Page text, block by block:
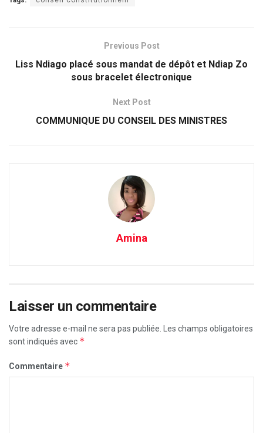
Previous Post
Liss Ndiago placé sous mandat de dépôt et Ndiap Zo
sous bracelet électronique
Next Post
COMMUNIQUE DU CONSEIL DES MINISTRES
Amina
Laisser un commentaire
Votre adresse e-mail ne sera pas publiée.
Les champs obligatoires
sont indiqués avec *
Commentaire *